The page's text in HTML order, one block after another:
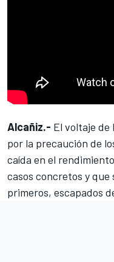
Alcañiz.- El voltaje de
por la precaución de
caída en el
casos concretos y que
primeros, escapados